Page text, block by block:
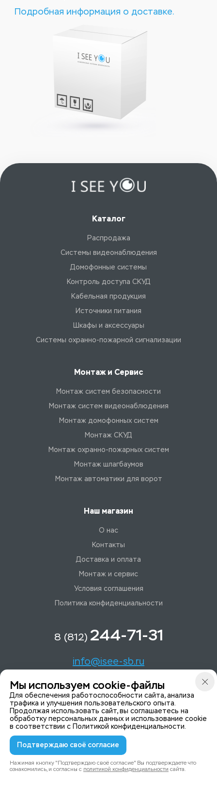
Подробная информация о доставке.
Каталог
Распродажа
Системы видеонаблюдения
Домофонные системы
Контроль доступа СКУД
Кабельная продукция
Источники питания
Шкафы и аксессуары
Системы охранно-пожарной сигнализации
Монтаж и Сервис
Монтаж систем безопасности
Монтаж систем видеонаблюдения
Монтаж домофонных систем
Монтаж СКУД
Монтаж охранно-пожарных систем
Монтаж шлагбаумов
Монтаж автоматики для ворот
Наш магазин
О нас
Контакты
Доставка и оплата
Монтаж и сервис
Условия соглашения
Политика конфиденциальности
8 (812) 244-71-31
info@isee-sb.ru
Светлановский пр-кт, д. 70, корп. 1
Мы в Telegam
© 2015-2026 ISeeYou - системы безопасности
Политика конфиденциальности
Мы используем cookie-файлы
Для обеспечения работоспособности сайта, анализа
трафика и улучшения пользовательского опыта.
Продолжая использовать сайт, вы соглашаетесь на
обработку персональных данных и использование cookie
в соответствии с Политикой конфиденциальности.
Подтверждаю своё согласие
Нажимая кнопку "Подтверждаю своё согласие" Вы подтверждаете что
ознакомились, и согласны с политикой конфиденциальности сайта.